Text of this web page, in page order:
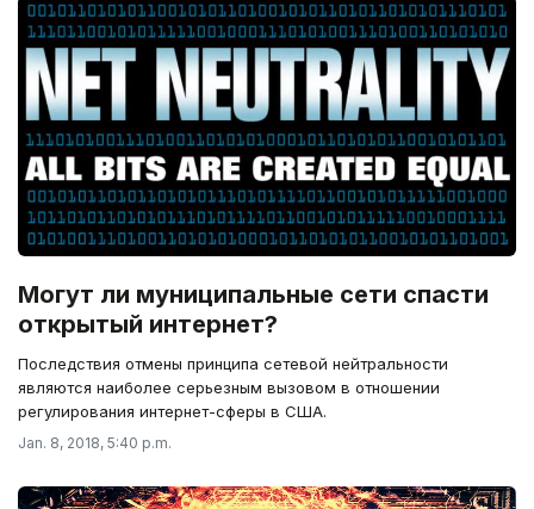
Могут ли муниципальные сети спасти
открытый интернет?
Последствия отмены принципа сетевой нейтральности
являются наиболее серьезным вызовом в отношении
регулирования интернет-сферы в США.
Jan. 8, 2018, 5:40 p.m.